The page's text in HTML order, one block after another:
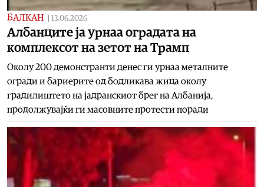
БАЛКАН 13.06.2026
Aлбанците ја урнаа оградата на
комплексот на зетот на Трамп
Околу 200 демонстранти денес ги урнаа металните
огради и бариерите од бодликава жица околу
градилиштето на јадранскиот брег на Албанија,
продолжувајќи ги масовните протести поради